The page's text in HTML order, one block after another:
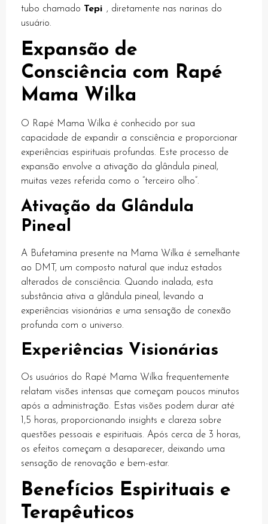
panel
panel
panel
panel
panel
panel
panel
panel
panel
panel
panel
panel
panel
panel
panel
panel
panel
panel
tubo chamado Tepi , diretamente nas narinas do
usuário.
Expansão de
Consciência com Rapé
Mama Wilka
O Rapé Mama Wilka é conhecido por sua
capacidade de expandir a consciência e proporcionar
experiências espirituais profundas. Este processo de
expansão envolve a ativação da glândula pineal,
muitas vezes referida como o “terceiro olho”.
Ativação da Glândula
Pineal
A Bufetamina presente na Mama Wilka é semelhante
ao DMT, um composto natural que induz estados
alterados de consciência. Quando inalada, esta
substância ativa a glândula pineal, levando a
experiências visionárias e uma sensação de conexão
profunda com o universo.
Experiências Visionárias
Os usuários do Rapé Mama Wilka frequentemente
relatam visões intensas que começam poucos minutos
após a administração. Estas visões podem durar até
1,5 horas, proporcionando insights e clareza sobre
questões pessoais e espirituais. Após cerca de 3 horas,
os efeitos começam a desaparecer, deixando uma
sensação de renovação e bem-estar.
Benefícios Espirituais e
Terapêuticos